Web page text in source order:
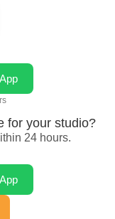
for your studio?
24 hours.